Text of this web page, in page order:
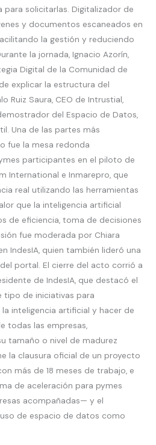
solicitarlas. Digitalizador de
y documentos escaneados en
la gestión y reduciendo
la jornada, Ignacio Azorín,
Digital de la Comunidad de
explicar la estructura del
Ruiz Saura, CEO de Intrustial,
del Espacio de Datos,
Una de las partes más
fue la mesa redonda
participantes en el piloto de
International e Inmarepro, que
real utilizando las herramientas
que la inteligencia artificial
de eficiencia, toma de decisiones
fue moderada por Chiara
IndesIA, quien también lideró una
portal. El cierre del acto corrió a
de IndesIA, que destacó el
de iniciativas para
inteligencia artificial y hacer de
todas las empresas,
tamaño o nivel de madurez
la clausura oficial de un proyecto
más de 18 meses de trabajo, e
de aceleración para pymes
acompañadas— y el
de espacio de datos como